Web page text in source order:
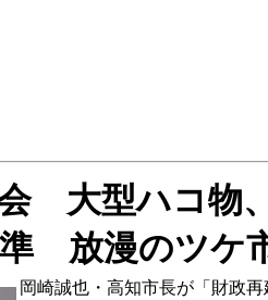
大型ハコ物
放漫のツケ
岡崎誠也・高知市長が「財政